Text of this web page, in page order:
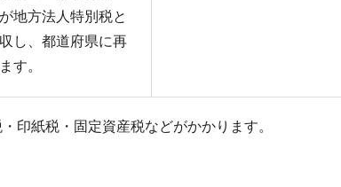
地方法人特別税と
し、都道府県に再
す。
印紙税・固定資産税などがかかります。